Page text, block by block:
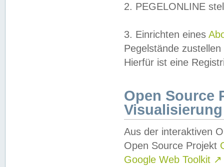
2. PEGELONLINE
3. Einrichten eines
Pegelstände
Hierfür ist eine
Open Source
Visualisierung
Aus der interaktiven
Open Source Projekt
Google Web Toolkit ↗